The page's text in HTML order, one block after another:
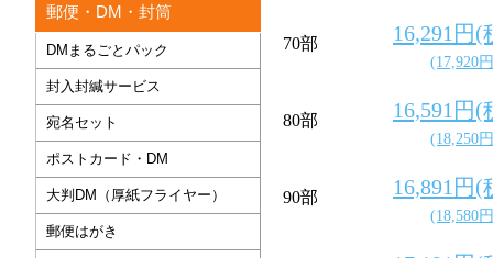
70部 16,291円(
(17,920
80部 16,591円(
(18,250
90部 16,891円(
(18,580
郵便・DM・封筒
DMまるごとパック
封入封緘サービス
宛名セット
ポストカード・DM
大判DM（厚紙フライヤー）
郵便はがき